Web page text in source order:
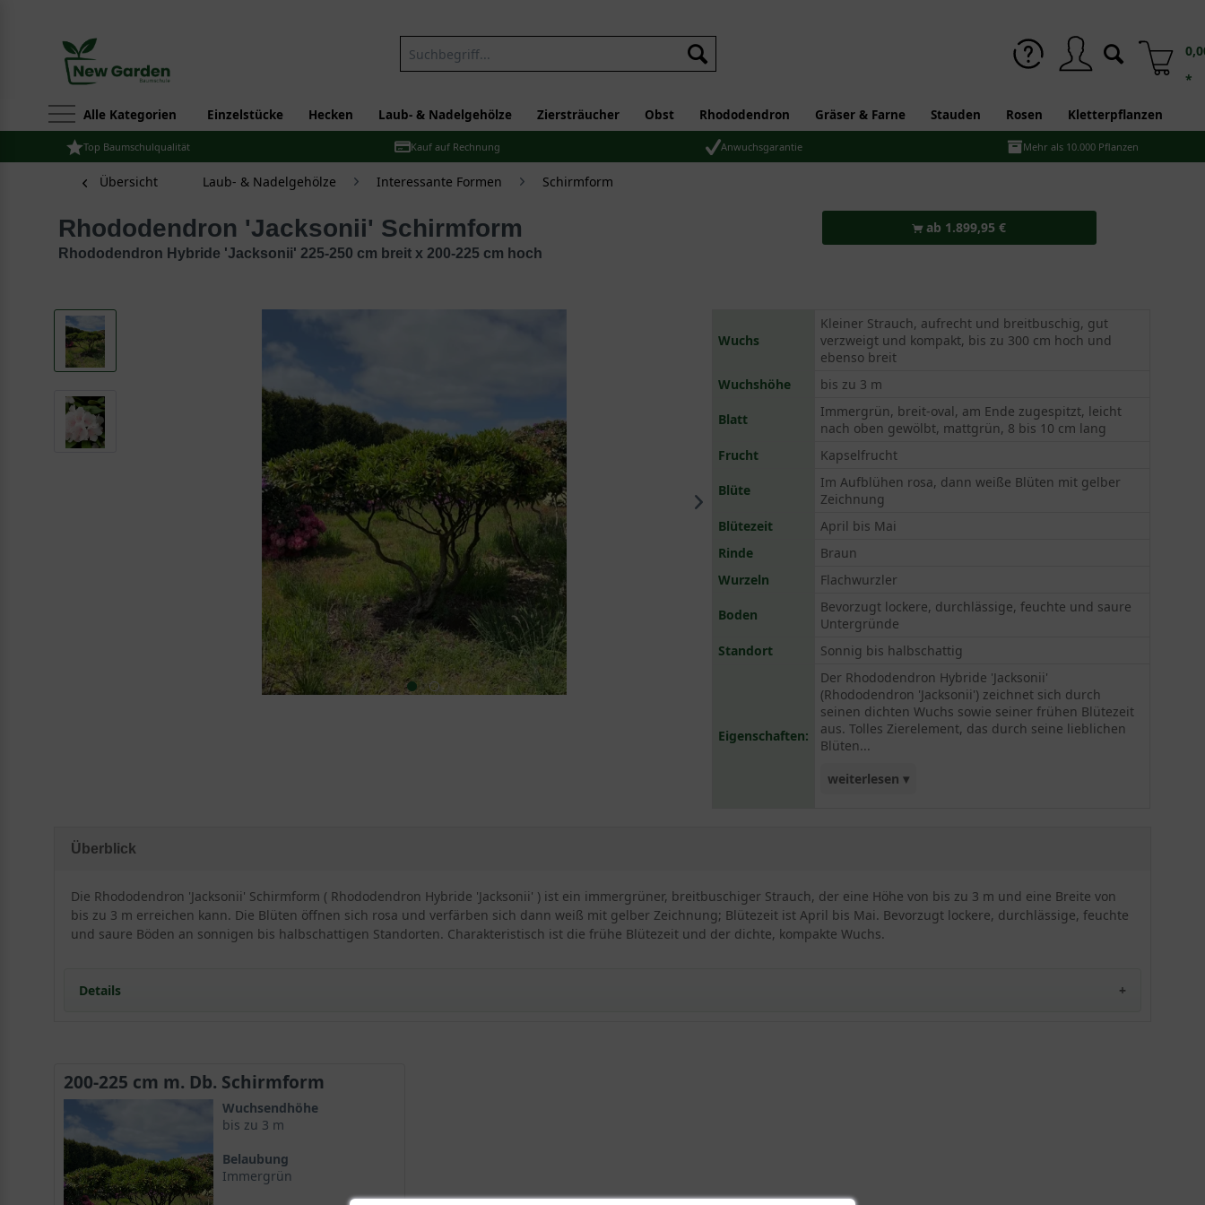
*
Alle Kategorien Einzelstücke Hecken Laub- & Nadelgehölze Ziersträucher Obst Rhododendron Gräser & Farne Stauden Rosen Kletterpflanzen
Top Baumschulqualität Kauf auf Rechnung Anwuchsgarantie Mehr als 10.000 Pflanzen
Übersicht Laub- & Nadelgehölze Interessante Formen Schirmform
Rhododendron 'Jacksonii' Schirmform
Rhododendron Hybride 'Jacksonii' 225-250 cm breit x 200-225 cm hoch
ab 1.899,95 €
Wuchs
Kleiner Strauch, aufrecht und breitbuschig, gut
verzweigt und kompakt, bis zu 300 cm hoch und
ebenso breit
Wuchshöhe
bis zu 3 m
Blatt
Immergrün, breit-oval, am Ende zugespitzt, leicht
nach oben gewölbt, mattgrün, 8 bis 10 cm lang
Frucht
Kapselfrucht
Blüte
Im Aufblühen rosa, dann weiße Blüten mit gelber
Zeichnung
Blütezeit
April bis Mai
Rinde
Braun
Wurzeln
Flachwurzler
Boden
Bevorzugt lockere, durchlässige, feuchte und saure
Untergründe
Standort
Sonnig bis halbschattig
Eigenschaften:
Der Rhododendron Hybride 'Jacksonii'
(Rhododendron 'Jacksonii') zeichnet sich durch
seinen dichten Wuchs sowie seiner frühen Blütezeit
aus. Tolles Zierelement, das durch seine lieblichen
Blüten...
weiterlesen ▾
Überblick
Die Rhododendron 'Jacksonii' Schirmform ( Rhododendron Hybride 'Jacksonii' ) ist ein immergrüner, breitbuschiger Strauch, der eine Höhe von bis zu 3 m und eine Breite von
bis zu 3 m erreichen kann. Die Blüten öffnen sich rosa und verfärben sich dann weiß mit gelber Zeichnung; Blütezeit ist April bis Mai. Bevorzugt lockere, durchlässige, feuchte
und saure Böden an sonnigen bis halbschattigen Standorten. Charakteristisch ist die frühe Blütezeit und der dichte, kompakte Wuchs.
Details
Wuchshöhe und Wuchsform
Der Rhododendron 'Jacksonii' Schirmform, auch bekannt als Rhododendron Hybride 'Jacksonii', beeindruckt mit seinen besonderen Eigenschaften und seiner beeindruckenden
Erscheinung. Diese Sorte erreicht eine beeindruckende Breite von 225-250 cm und eine Höhe von 200-225 cm. Durch seine Schirmform ist er besonders attraktiv und verleiht
jedem Garten eine elegante Note. Mit seinen ausladenden Ästen und dem kompakten Wuchs bildet er eine imposante Struktur, die sowohl als Solitärpflanze als auch in
200-225 cm m. Db. Schirmform
Wuchsendhöhe
bis zu 3 m
Belaubung
Immergrün